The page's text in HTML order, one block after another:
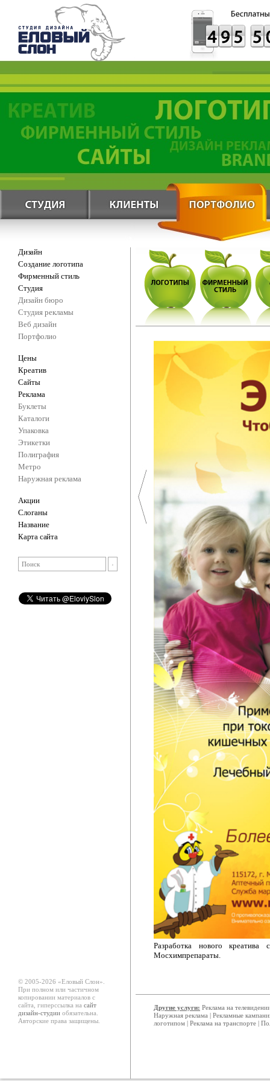
Дизайн
Создание логотипа
Фирменный стиль
Студия
Дизайн бюро
Студия рекламы
Веб дизайн
Портфолио
Цены
Креатив
Сайты
Реклама
Буклеты
Каталоги
Упаковка
Этикетки
Полиграфия
Метро
Наружная реклама
Акции
Слоганы
Название
Карта сайта
Разработка нового
Мосхимпрепараты.
© 2005-2026 «Еловый Cлон».
При полном или частичном
копировании материалов с
сайта, гиперссылка на сайт
дизайн-студии обязательна.
Авторские права защищены.
Другие услуги: Реклама на
Наружная реклама | Рекламные
логотипом | Реклама на транспорте |